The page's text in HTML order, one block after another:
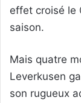
effet croisé le
saison.
Mais quatre
Leverkusen
son rugueux